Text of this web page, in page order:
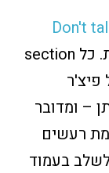
Don't
שאני כל כך אוהבת. כל section
– ומדובר
רעשים
בעמוד